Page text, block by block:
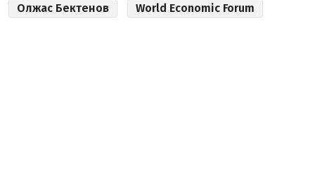
Олжас Бектенов
World Economic Forum